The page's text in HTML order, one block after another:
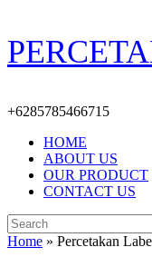
Skip
to
content
+6285785466715
HOME
ABOUT US
OUR PRODUCT
CONTACT US
Search
for:
Home » Percetakan